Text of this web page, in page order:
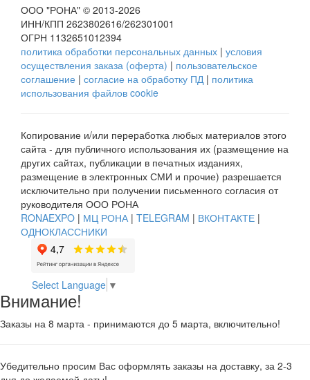
ООО "РОНА" © 2013-2026
ИНН/КПП 2623802616/262301001
ОГРН 1132651012394
политика обработки персональных данных | условия
осуществления заказа (оферта) | пользовательское
соглашение | согласие на обработку ПД| политика
использования файлов cookie
Копирование и/или переработка любых материалов этого
сайта - для публичного использования их (размещение на
других сайтах, публикации в печатных изданиях,
размещение в электронных СМИ и прочие) разрешается
исключительно при получении письменного согласия от
руководителя ООО РОНА
RONAEXPO | МЦ РОНА| TELEGRAM | ВКОНТАКТЕ |
ОДНОКЛАССНИКИ
Select Language ▼
Внимание!
Заказы на 8 марта - принимаются до 5 марта, включительно!
Убедительно просим Вас оформлять заказы на доставку, за 2-3